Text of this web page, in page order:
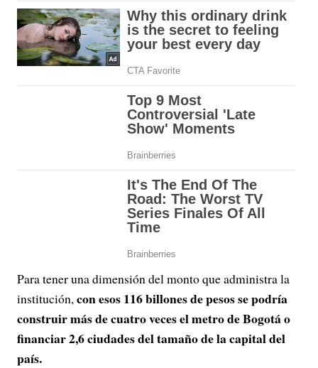
Para tener una dimensión del monto que administra la
institución, con esos 116 billones de pesos se podría
construir más de cuatro veces el metro de Bogotá o
financiar 2,6 ciudades del tamaño de la capital del
país.